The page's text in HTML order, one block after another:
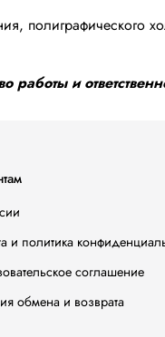
полиграфического
и
и политика
соглашение
обмена и возврата